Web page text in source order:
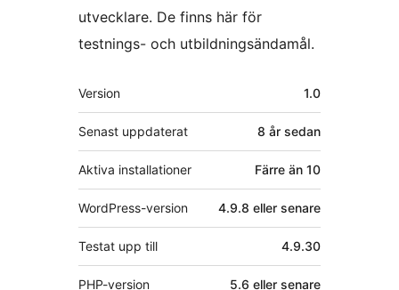
utvecklare. De finns här för
testnings- och utbildningsändamål.
Meta
Version 1.0
Senast uppdaterat 8 år sedan
Aktiva installationer Färre än 10
WordPress-version 4.9.8 eller senare
Testat upp till 4.9.30
PHP-version 5.6 eller senare